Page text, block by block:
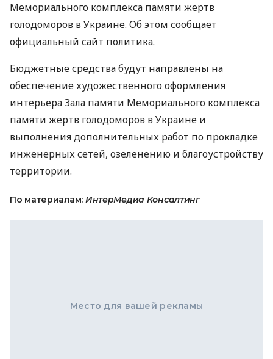
Мемориального комплекса памяти жертв
голодоморов в Украине. Об этом сообщает
официальный сайт политика.
Бюджетные средства будут направлены на
обеспечение художественного оформления
интерьера Зала памяти Мемориального комплекса
памяти жертв голодоморов в Украине и
выполнения дополнительных работ по прокладке
инженерных сетей, озеленению и благоустройству
территории.
По материалам: ИнтерМедиа Консалтинг
Место для вашей рекламы